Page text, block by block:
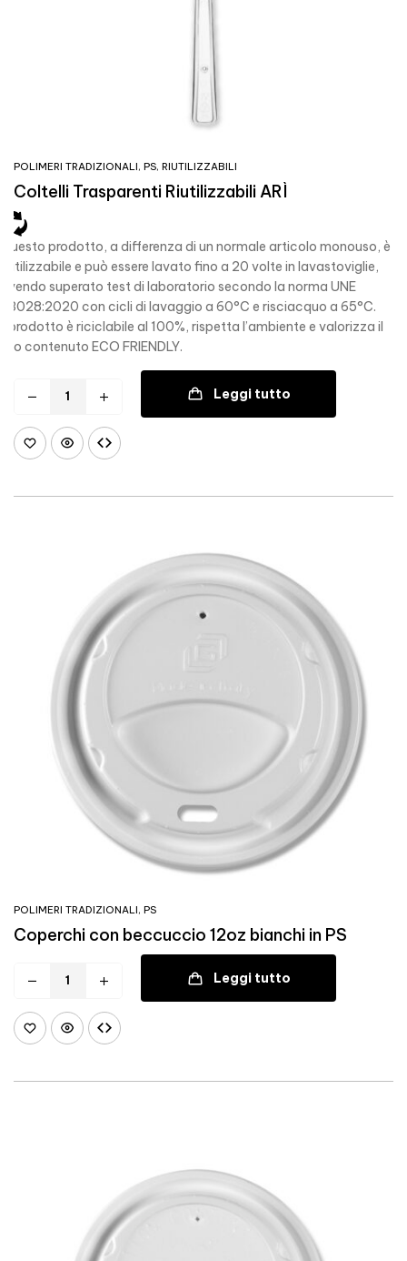
POLIMERI TRADIZIONALI, PS, RIUTILIZZABILI
Coltelli Trasparenti Riutilizzabili ARÌ
Questo prodotto, a differenza di un normale articolo monouso, è
riutilizzabile e può essere lavato fino a 20 volte in lavastoviglie,
avendo superato test di laboratorio secondo la norma UNE
53028:2020 con cicli di lavaggio a 60°C e risciacquo a 65°C.
Il prodotto è riciclabile al 100%, rispetta l’ambiente e valorizza il
suo contenuto ECO FRIENDLY.
Leggi tutto
POLIMERI TRADIZIONALI, PS
Coperchi con beccuccio 12oz bianchi in PS
Leggi tutto